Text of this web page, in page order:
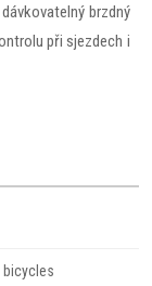
brzdný
při sjezdech i
bicycles